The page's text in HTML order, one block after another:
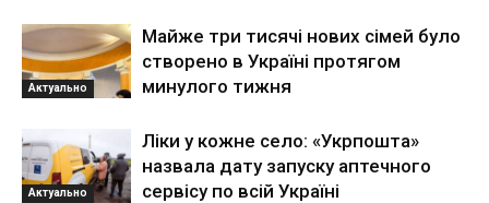
Актуально
Майже три тисячі нових сімей було
створено в Україні протягом
минулого тижня
Актуально
Ліки у кожне село: «Укрпошта»
назвала дату запуску аптечного
сервісу по всій Україні